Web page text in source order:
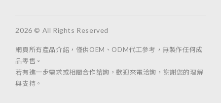
2026 © All Rights Reserved
網頁所有產品介紹，僅供OEM、ODM代工參考，無製作任何成
品零售。
若有進一步需求或相關合作諮詢，歡迎來電洽詢，謝謝您的理解
與支持。